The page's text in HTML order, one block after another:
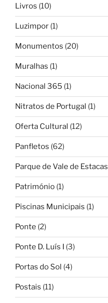
Livros (10)
Luzimpor (1)
Monumentos (20)
Muralhas (1)
Nacional 365 (1)
Nitratos de Portugal (1)
Oferta Cultural (12)
Panfletos (62)
Parque de Vale de Estacas
Património (1)
Piscinas Municipais (1)
Ponte (2)
Ponte D. Luís I (3)
Portas do Sol (4)
Postais (11)